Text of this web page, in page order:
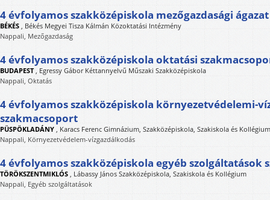
4 évfolyamos szakközépiskola mezőgazdasági ágazat
BÉKÉS , Békés Megyei Tisza Kálmán Közoktatási Intézmény
Nappali, Mezőgazdaság
4 évfolyamos szakközépiskola oktatási
BUDAPEST, Egressy Gábor Kéttannyelvű Műszaki Szakközépiskola
Nappali, Oktatás
4 évfolyamos szakközépiskola környezetvédelemi-
szakmacsoport
PÜSPÖKLADÁNY , Karacs Ferenc Gimnázium, Szakközépiskola, Szakiskola és Kollégium
Nappali, Környezetvédelem-vízgazdálkodás
4 évfolyamos szakközépiskola egyéb szolgáltatások
TÖRÖKSZENTMIKLÓS , Lábassy János Szakközépiskola, Szakiskola és Kollégium
Nappali, Egyéb szolgáltatások